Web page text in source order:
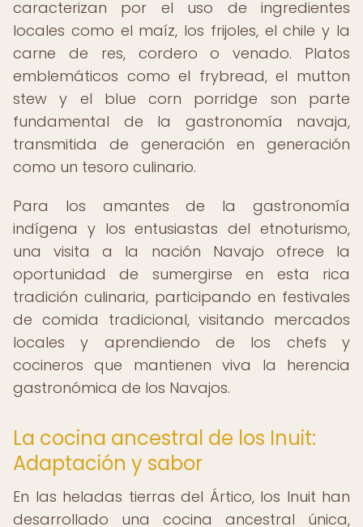
caracterizan por el uso de ingredientes
locales como el maíz, los frijoles, el chile y la
carne de res, cordero o venado. Platos
emblemáticos como el frybread, el mutton
stew y el blue corn porridge son parte
fundamental de la gastronomía navaja,
transmitida de generación en generación
como un tesoro culinario.
Para los amantes de la gastronomía
indígena y los entusiastas del etnoturismo,
una visita a la nación Navajo ofrece la
oportunidad de sumergirse en esta rica
tradición culinaria, participando en festivales
de comida tradicional, visitando mercados
locales y aprendiendo de los chefs y
cocineros que mantienen viva la herencia
gastronómica de los Navajos.
La cocina ancestral de los Inuit:
Adaptación y sabor
En las heladas tierras del Ártico, los Inuit han
desarrollado una cocina ancestral única,